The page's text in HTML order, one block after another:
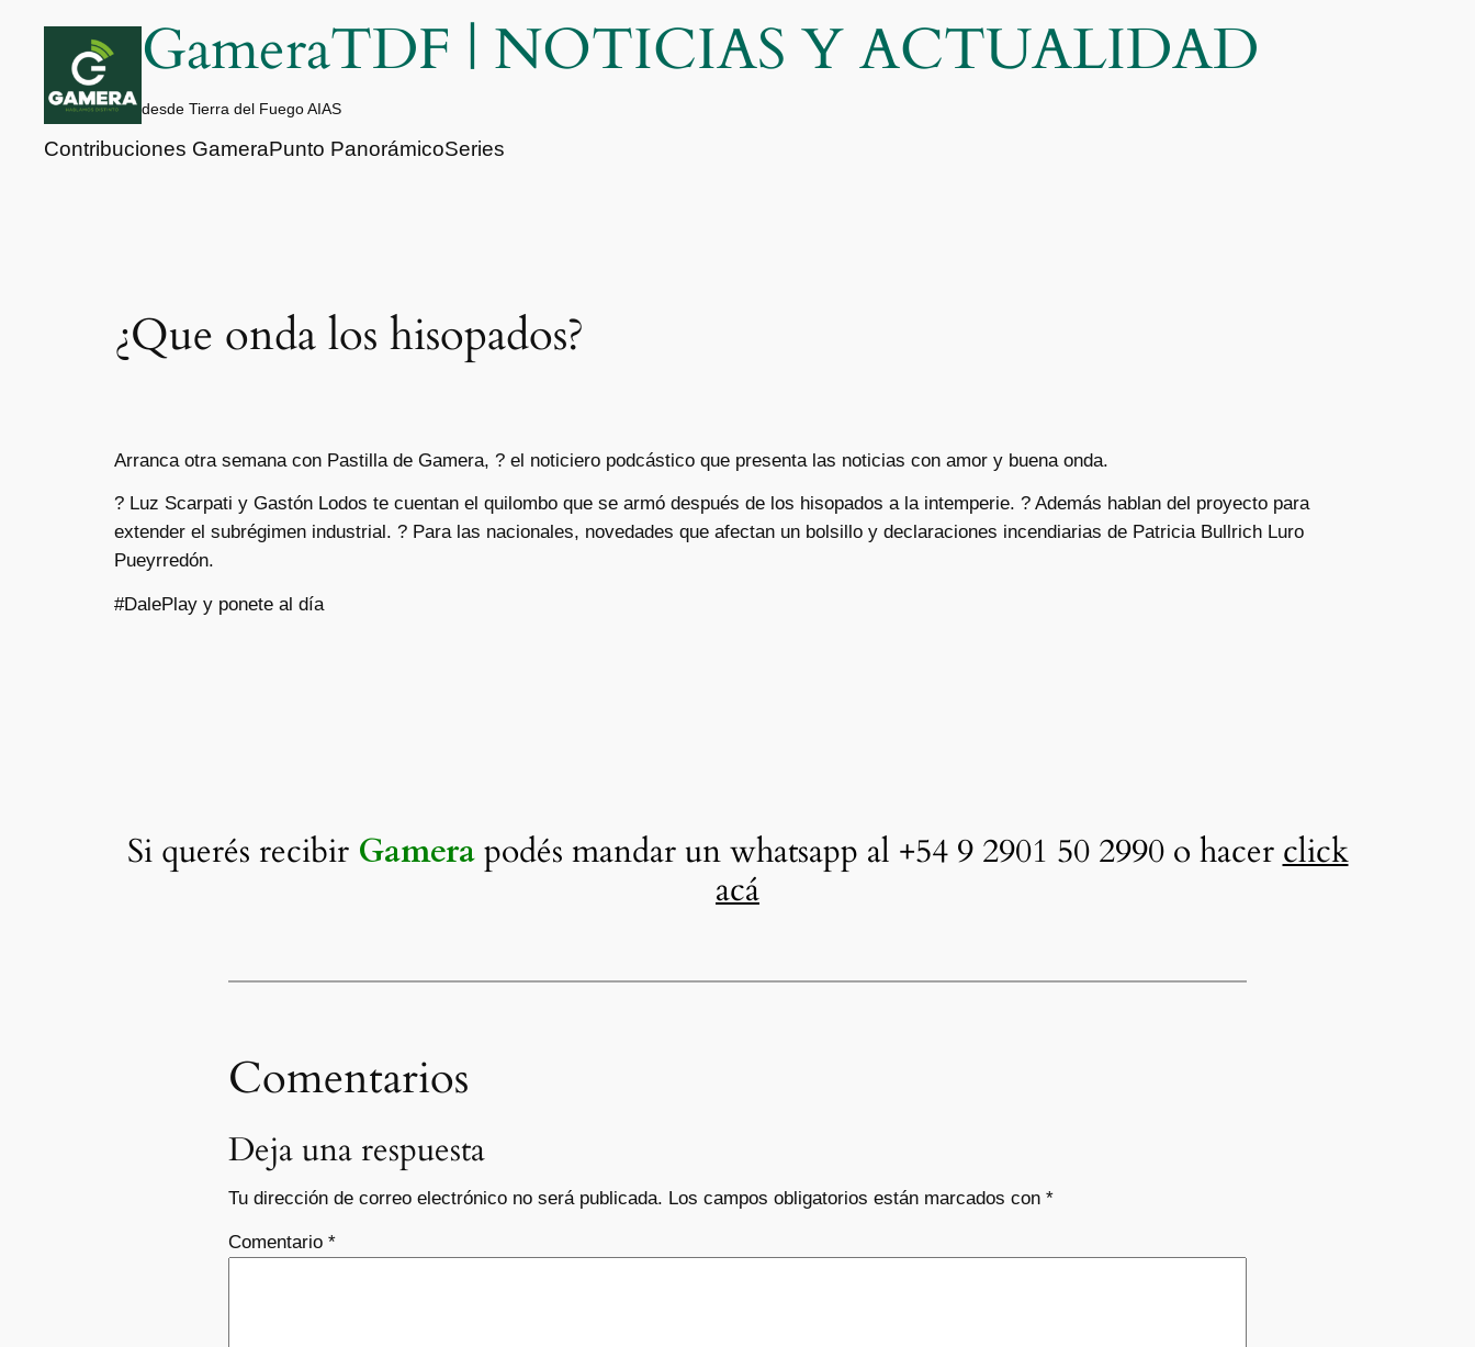
contenido
GameraTDF | NOTICIAS Y ACTUALIDAD
desde Tierra del Fuego AIAS
Contribuciones GameraPunto PanorámicoSeries
¿Que onda los hisopados?
Arranca otra semana con Pastilla de Gamera, ?️ el noticiero podcástico que presenta las noticias con amor y buena onda.
? Luz Scarpati y Gastón Lodos te cuentan el quilombo que se armó después de los hisopados a la intemperie. ? Además hablan del proyecto para
extender el subrégimen industrial. ? Para las nacionales, novedades que afectan un bolsillo y declaraciones incendiarias de Patricia Bullrich Luro
Pueyrredón.
#DalePlay y ponete al día
Si querés recibir Gamerapodés mandar un whatsapp al +54 9 2901 50 2990 o hacer click
acá
Comentarios
Deja una respuesta
Tu dirección de correo electrónico no será publicada. Los campos obligatorios están marcados con *
Comentario *